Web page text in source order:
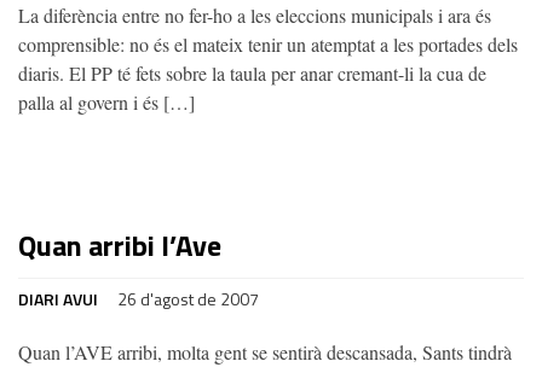
La diferència entre no fer-ho a les eleccions municipals i ara és
comprensible: no és el mateix tenir un atemptat a les portades dels
diaris. El PP té fets sobre la taula per anar cremant-li la cua de
palla al govern i és […]
Quan arribi l’Ave
DIARI AVUI 26 d'agost de 2007
Quan l’AVE arribi, molta gent se sentirà descansada, Sants tindrà